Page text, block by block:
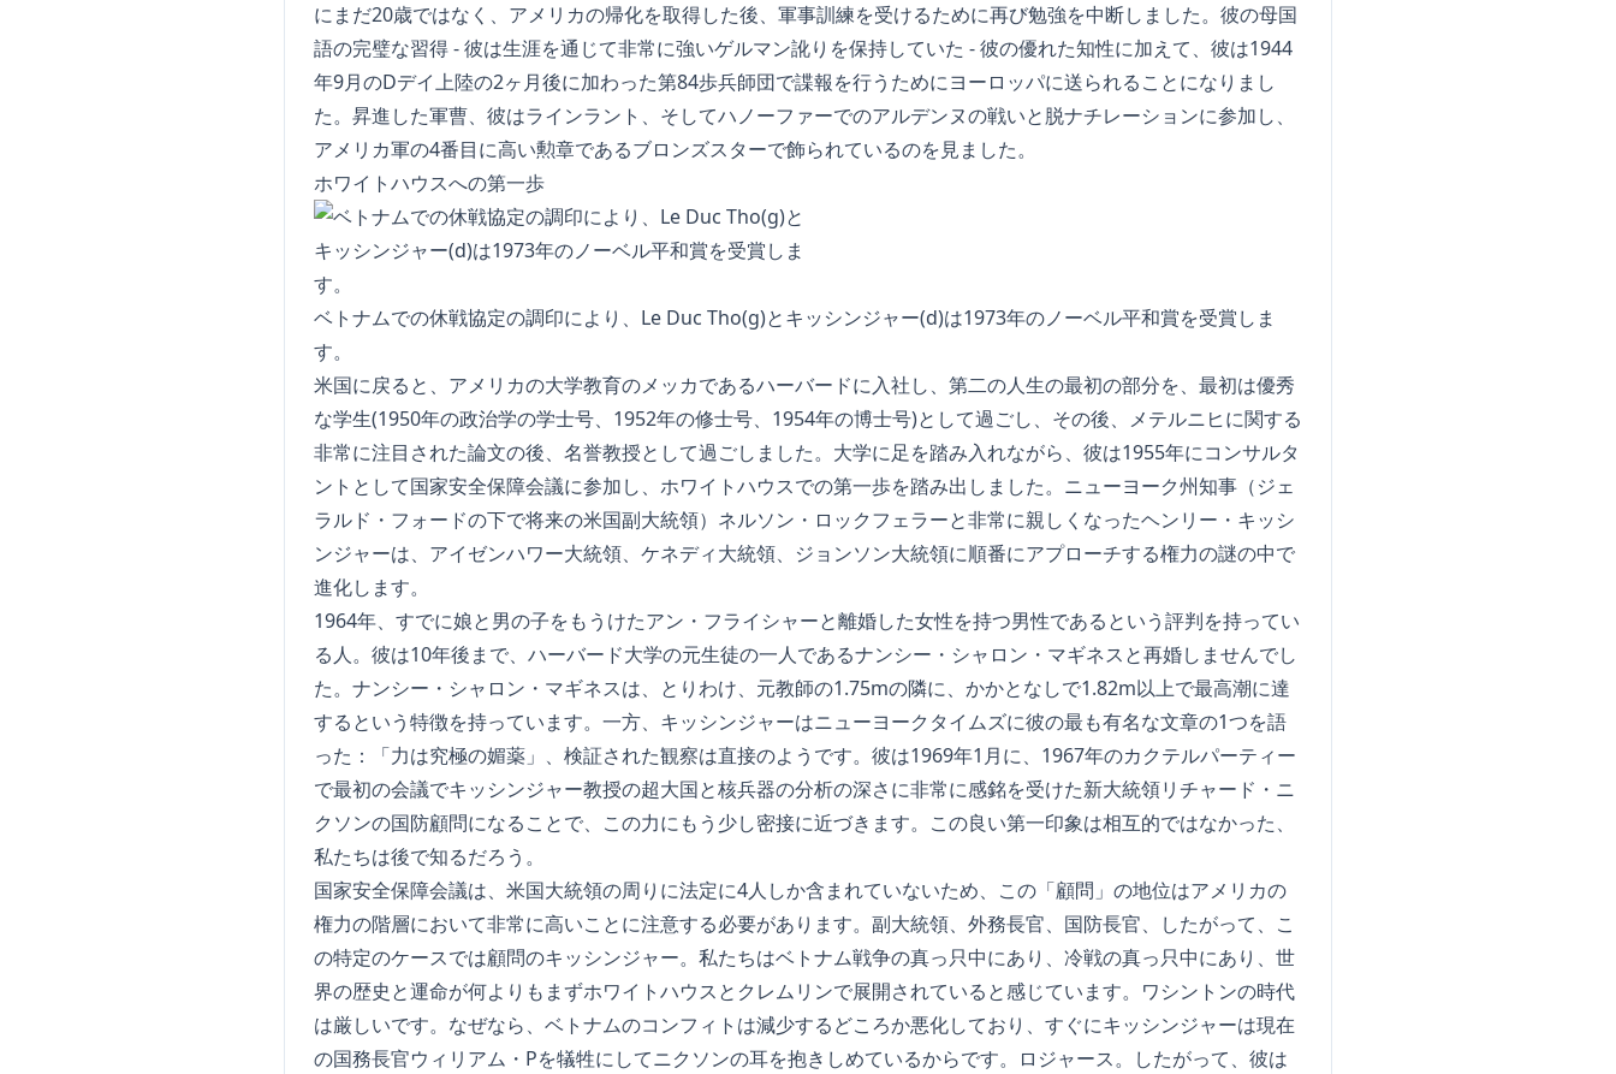
にまだ20歳ではなく、アメリカの帰化を取得した後、軍事訓練を受けるために再び勉強を中断しました。彼の母国
語の完璧な習得 - 彼は生涯を通じて非常に強いゲルマン訛りを保持していた - 彼の優れた知性に加えて、彼は1944
年9月のDデイ上陸の2ヶ月後に加わった第84歩兵師団で諜報を行うためにヨーロッパに送られることになりまし
た。昇進した軍曹、彼はラインラント、そしてハノーファーでのアルデンヌの戦いと脱ナチレーションに参加し、
アメリカ軍の4番目に高い勲章であるブロンズスターで飾られているのを見ました。
ホワイトハウスへの第一歩
ベトナムでの休戦協定の調印により、Le Duc Tho(g)とキッシンジャー(d)は1973年のノーベル平和賞を受賞しま
す。
米国に戻ると、アメリカの大学教育のメッカであるハーバードに入社し、第二の人生の最初の部分を、最初は優秀
な学生(1950年の政治学の学士号、1952年の修士号、1954年の博士号)として過ごし、その後、メテルニヒに関する
非常に注目された論文の後、名誉教授として過ごしました。大学に足を踏み入れながら、彼は1955年にコンサルタ
ントとして国家安全保障会議に参加し、ホワイトハウスでの第一歩を踏み出しました。ニューヨーク州知事（ジェ
ラルド・フォードの下で将来の米国副大統領）ネルソン・ロックフェラーと非常に親しくなったヘンリー・キッシ
ンジャーは、アイゼンハワー大統領、ケネディ大統領、ジョンソン大統領に順番にアプローチする権力の謎の中で
進化します。
1964年、すでに娘と男の子をもうけたアン・フライシャーと離婚した女性を持つ男性であるという評判を持ってい
る人。彼は10年後まで、ハーバード大学の元生徒の一人であるナンシー・シャロン・マギネスと再婚しませんでし
た。ナンシー・シャロン・マギネスは、とりわけ、元教師の1.75mの隣に、かかとなしで1.82m以上で最高潮に達
するという特徴を持っています。一方、キッシンジャーはニューヨークタイムズに彼の最も有名な文章の1つを語
った：「力は究極の媚薬」、検証された観察は直接のようです。彼は1969年1月に、1967年のカクテルパーティー
で最初の会議でキッシンジャー教授の超大国と核兵器の分析の深さに非常に感銘を受けた新大統領リチャード・ニ
クソンの国防顧問になることで、この力にもう少し密接に近づきます。この良い第一印象は相互的ではなかった、
私たちは後で知るだろう。
国家安全保障会議は、米国大統領の周りに法定に4人しか含まれていないため、この「顧問」の地位はアメリカの
権力の階層において非常に高いことに注意する必要があります。副大統領、外務長官、国防長官、したがって、こ
の特定のケースでは顧問のキッシンジャー。私たちはベトナム戦争の真っ只中にあり、冷戦の真っ只中にあり、世
界の歴史と運命が何よりもまずホワイトハウスとクレムリンで展開されていると感じています。ワシントンの時代
は厳しいです。なぜなら、ベトナムのコンフィトは減少するどころか悪化しており、すぐにキッシンジャーは現在
の国務長官ウィリアム・Pを犠牲にしてニクソンの耳を抱きしめているからです。ロジャース。したがって、彼は